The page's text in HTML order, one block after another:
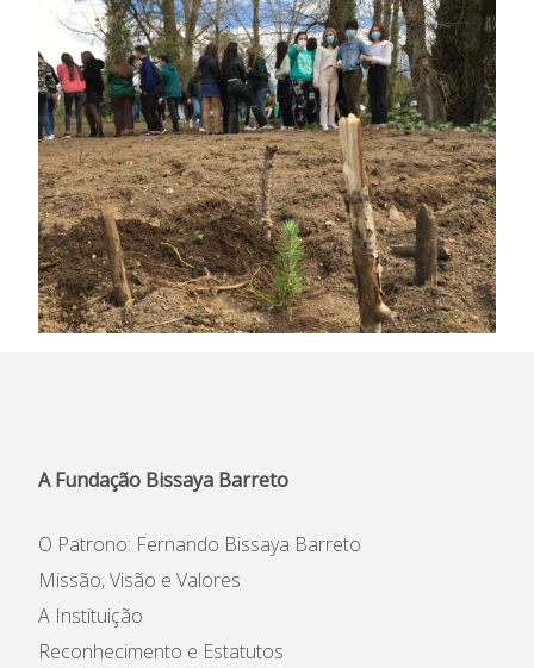
A Fundação Bissaya Barreto
O Patrono: Fernando Bissaya Barreto
Missão, Visão e Valores
A Instituição
Reconhecimento e Estatutos